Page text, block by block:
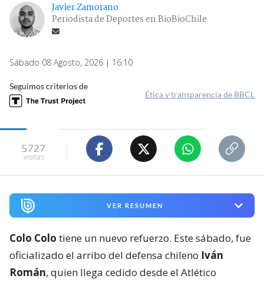
Javier Zamorano
Periodista de Deportes en BioBioChile
Sábado 08 Agosto, 2026 | 16:10
Seguimos criterios de
Ética y transparencia de BBCL
5727
visitas
VER RESUMEN
Colo Colo tiene un nuevo refuerzo. Este sábado, fue
oficializado el arribo del defensa chileno Iván
Román, quien llega cedido desde el Atlético